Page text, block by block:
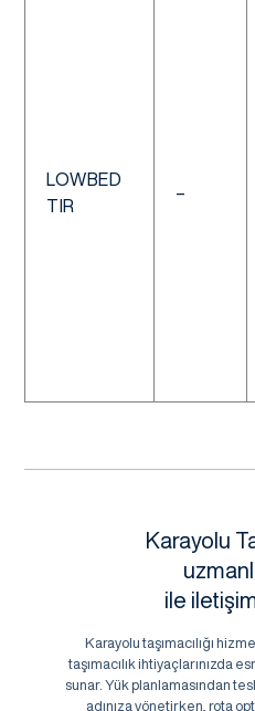
LOWBED
TIR
–
Karayolu
ile
Karayolu taşımacılığı
taşımacılık ihtiyaçlarınızda
sunar. Yük planlamasından
adınıza yönetirken, rota